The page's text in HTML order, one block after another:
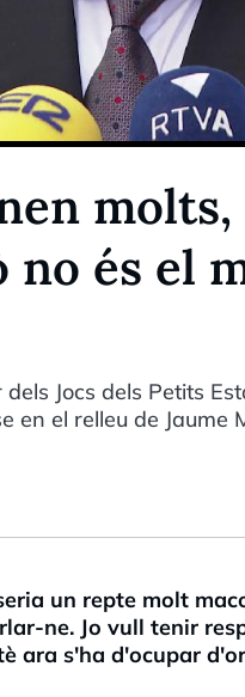
és el
Jocs dels Petits
en el relleu de Jaume
un repte molt
ne. Jo vull tenir
ara s'ha d'ocupar